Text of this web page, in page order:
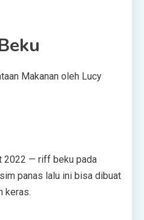
Makanan oleh Lucy
2022 — riff beku pada
panas lalu ini bisa dibuat
keras.